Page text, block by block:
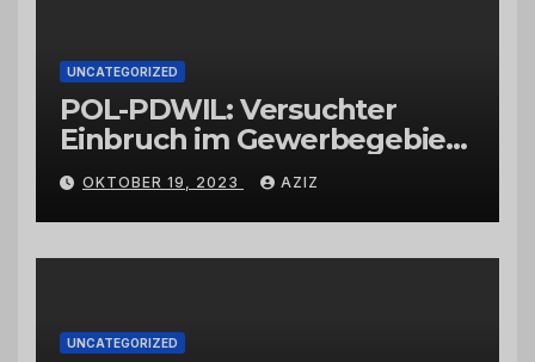
UNCATEGORIZED
POL-PDWIL: Versuchter
Einbruch im Gewerbegebiet
Wittlich
OKTOBER 19, 2023 AZIZ
UNCATEGORIZED